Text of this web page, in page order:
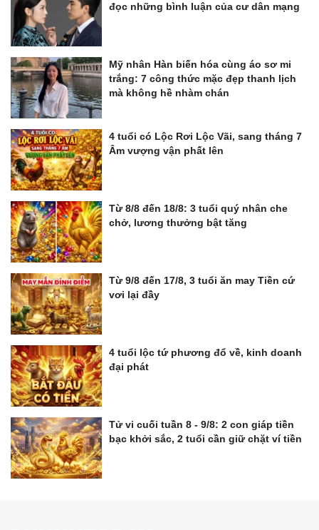
đọc những bình luận của cư dân mạng
Mỹ nhân Hàn biến hóa cùng áo sơ mi
trắng: 7 công thức mặc đẹp thanh lịch
mà không hề nhàm chán
4 tuổi có Lộc Rơi Lộc Vãi, sang tháng 7
Âm vượng vận phất lên
Từ 8/8 đến 18/8: 3 tuổi quý nhân che
chở, lương thưởng bật tăng
Từ 9/8 đến 17/8, 3 tuổi ăn may Tiền cứ
vơi lại đầy
4 tuổi lộc tứ phương đổ về, kinh doanh
đại phát
Tử vi cuối tuần 8 - 9/8: 2 con giáp tiền
bạc khởi sắc, 2 tuổi cần giữ chặt ví tiền